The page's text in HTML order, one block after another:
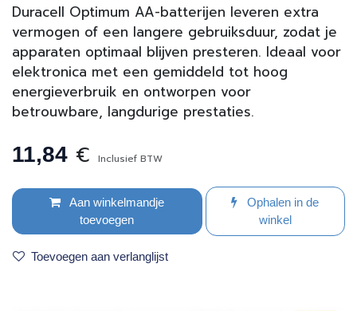
Duracell Optimum AA-batterijen leveren extra
vermogen of een langere gebruiksduur, zodat je
apparaten optimaal blijven presteren. Ideaal voor
elektronica met een gemiddeld tot hoog
energieverbruik en ontworpen voor
betrouwbare, langdurige prestaties.
11,84 € Inclusief BTW
Aan winkelmandje
toevoegen
Ophalen in de
winkel
Toevoegen aan verlanglijst